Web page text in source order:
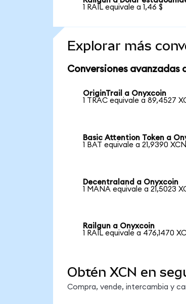
1 RAIL equivale a 1,46 $
Explorar más
Conversiones avanzadas
OriginTrail a Onyxcoin
1 TRAC equivale a 89,4527
Basic Attention Token a
1 BAT equivale a 21,9390 XCN
Decentraland a Onyxcoin
1 MANA equivale a 21,5023
Railgun a Onyxcoin
1 RAIL equivale a 476,1470
Obtén XCN en
Compra, vende, intercambia y